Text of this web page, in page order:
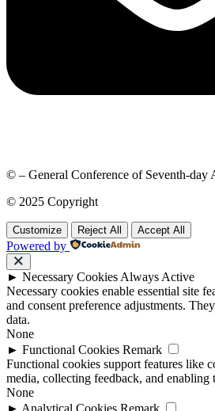
© – General Conference of Seventh-day
© 2025 Copyright
Customize Reject All Accept All
Powered by
► Necessary Cookies Always Active
Necessary cookies enable essential site
and consent preference adjustments.
data.
None
► Functional Cookies Remark
Functional cookies support features like
media, collecting feedback, and enabling
None
► Analytical Cookies Remark